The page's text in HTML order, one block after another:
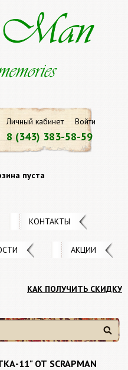
Личный кабинет Войти
8 (343) 383-58-59
пуста
КОНТАКТЫ
АКЦИИ
КАК ПОЛУЧИТЬ СКИДКУ
Найти
11" ОТ SCRAPMAN